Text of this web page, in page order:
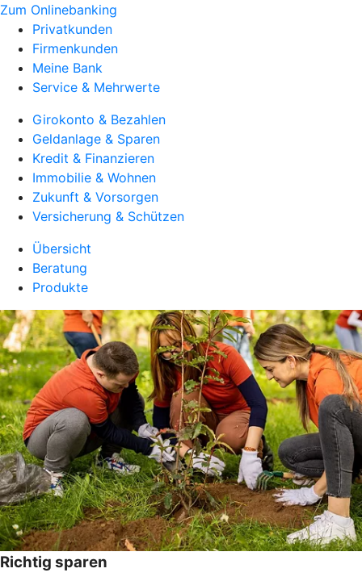
Zum Onlinebanking
Privatkunden
Firmenkunden
Meine Bank
Service & Mehrwerte
Girokonto & Bezahlen
Geldanlage & Sparen
Kredit & Finanzieren
Immobilie & Wohnen
Zukunft & Vorsorgen
Versicherung & Schützen
Übersicht
Beratung
Produkte
Richtig sparen